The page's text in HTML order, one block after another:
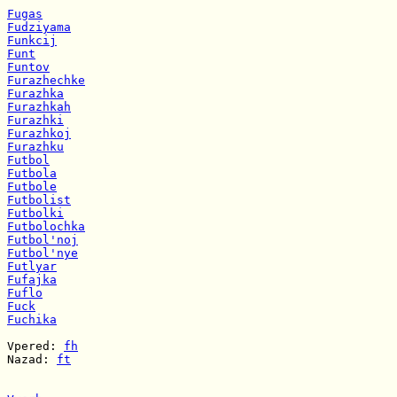
Fugas
Fudziyama
Funkcij
Funt
Funtov
Furazhechke
Furazhka
Furazhkah
Furazhki
Furazhkoj
Furazhku
Futbol
Futbola
Futbole
Futbolist
Futbolki
Futbolochka
Futbol'noj
Futbol'nye
Futlyar
Fufajka
Fuflo
Fuck
Fuchika
Vpered: fh
Nazad: ft